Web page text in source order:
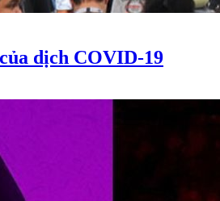
dịch COVID-19